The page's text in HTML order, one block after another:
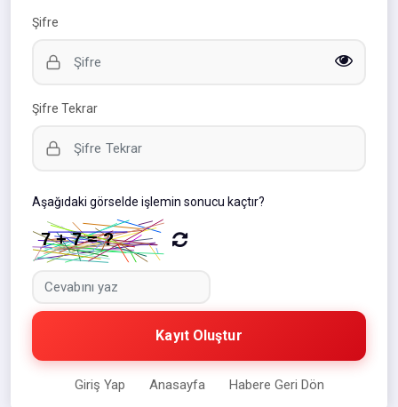
Şifre
Şifre Tekrar
Aşağıdaki görselde işlemin sonucu kaçtır?
Kayıt Oluştur
Giriş Yap Anasayfa Habere Geri Dön